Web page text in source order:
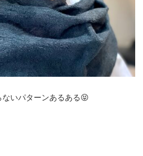
いパターンあるある😝